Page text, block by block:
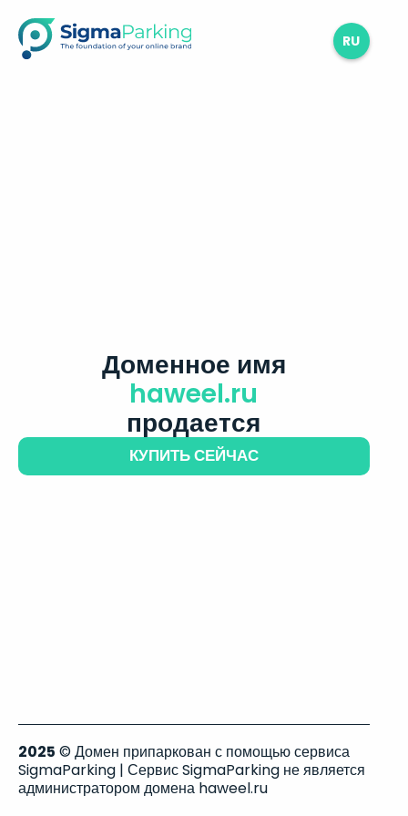
RU
Доменное имя
haweel.ru
продается
КУПИТЬ СЕЙЧАС
2025 © Домен припаркован с помощью сервиса
SigmaParking | Сервис SigmaParking не является
администратором домена haweel.ru